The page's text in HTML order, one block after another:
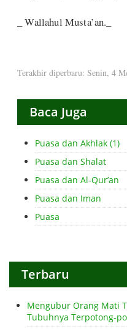
_ Wallahul Musta’an._
Terakhir diperbaru: Senin, 4
Baca Juga
Puasa dan Akhlak (1)
Puasa dan Shalat
Puasa dan Al-Qur’an
Puasa dan Iman
Puasa
Terbaru
Mengubur Orang Mati
Tubuhnya Terpotong-